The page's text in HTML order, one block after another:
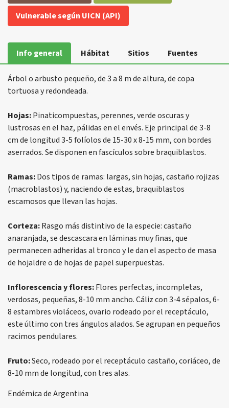
Vulnerable según UICN (API)
Info general Hábitat Sitios Fuentes
Árbol o arbusto pequeño, de 3 a 8 m de altura, de copa
tortuosa y redondeada.
Hojas:Pinaticompuestas, perennes, verde oscuras y
lustrosas en el haz, pálidas en el envés. Eje principal de 3-8
cm de longitud 3-5 folíolos de 15-30 x 8-15 mm, con bordes
aserrados. Se disponen en fascículos sobre braquiblastos.
Ramas:Dos tipos de ramas: largas, sin hojas, castaño rojizas
(macroblastos) y, naciendo de estas, braquiblastos
escamosos que llevan las hojas.
Corteza:Rasgo más distintivo de la especie: castaño
anaranjada, se descascara en láminas muy finas, que
permanecen adheridas al tronco y le dan el aspecto de masa
de hojaldre o de hojas de papel superpuestas.
Inflorescencia y flores:Flores perfectas, incompletas,
verdosas, pequeñas, 8-10 mm ancho. Cáliz con 3-4 sépalos, 6-
8 estambres violáceos, ovario rodeado por el receptáculo,
este último con tres ángulos alados. Se agrupan en pequeños
racimos pendulares.
Fruto:Seco, rodeado por el receptáculo castaño, coriáceo, de
8-10 mm de longitud, con tres alas.
Endémica de Argentina